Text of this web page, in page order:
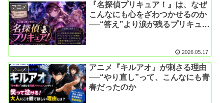
ア二メ
『名探偵プリキュア！』は、なぜ
こんなにも心をざわつかせるのか
──“答え”より涙が残るプリキュア
2026.05.17
ア二メ
アニメ『キルアオ』が刺さる理由
──“やり直し”って、こんなにも青
春だったのか